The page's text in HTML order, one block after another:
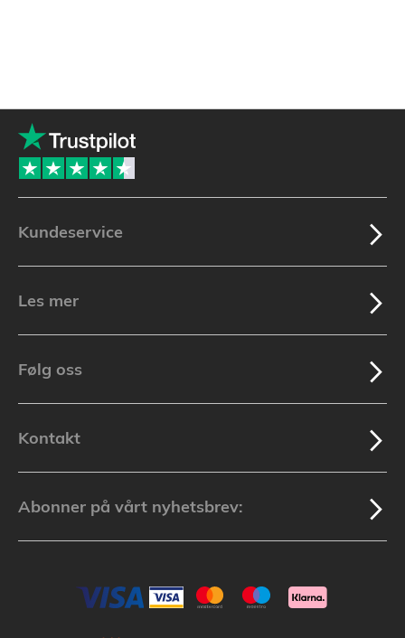
Kundeservice
Les mer
Følg oss
Kontakt
Abonner på vårt nyhetsbrev: